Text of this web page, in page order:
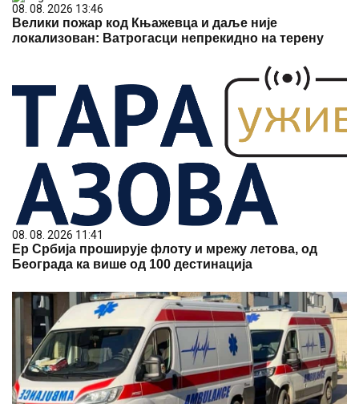
08. 08. 2026 13:46
Велики пожар код Књажевца и даље није
локализован: Ватрогасци непрекидно на терену
08. 08. 2026 11:41
Ер Србија проширује флоту и мрежу летова, од
Београда ка више од 100 дестинација